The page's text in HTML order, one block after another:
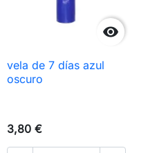

vela de 7 días azul
oscuro
3,80 €